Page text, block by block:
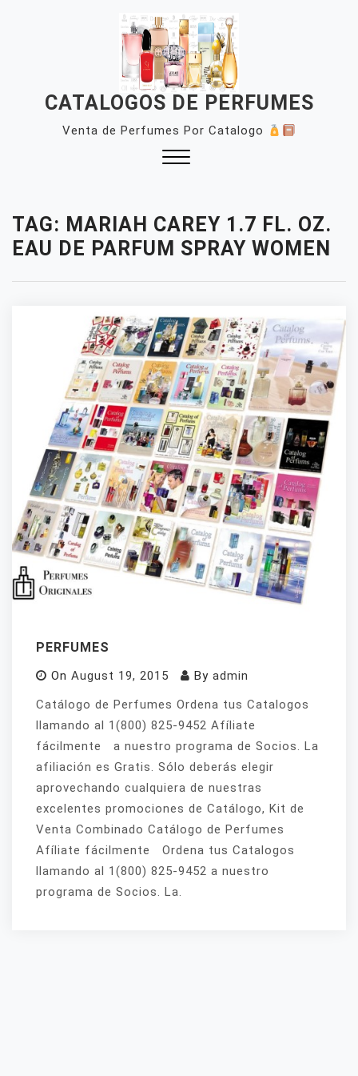
CATALOGOS DE PERFUMES
Venta de Perfumes Por Catalogo
TAG: MARIAH CAREY 1.7 FL. OZ.
EAU DE PARFUM SPRAY WOMEN
PERFUMES
On August 19, 2015 By admin
Catálogo de Perfumes Ordena tus Catalogos
llamando al 1(800) 825-9452 Afíliate
fácilmente a nuestro programa de Socios. La
afiliación es Gratis. Sólo deberás elegir
aprovechando cualquiera de nuestras
excelentes promociones de Catálogo, Kit de
Venta Combinado Catálogo de Perfumes
Afíliate fácilmente Ordena tus Catalogos
llamando al 1(800) 825-9452 a nuestro
programa de Socios. La.